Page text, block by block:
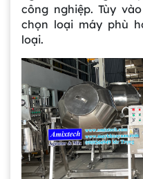
công nghiệp. Tùy
chọn loại máy phù
loại.